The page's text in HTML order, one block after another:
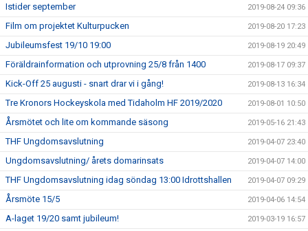
Istider september 2019-08-24 09:36
Film om projektet Kulturpucken 2019-08-20 17:23
Jubileumsfest 19/10 19:00 2019-08-19 20:49
Föräldrainformation och utprovning 25/8 från 1400 2019-08-17 09:37
Kick-Off 25 augusti - snart drar vi i gång! 2019-08-13 16:34
Tre Kronors Hockeyskola med Tidaholm HF 2019/2020 2019-08-01 10:50
Årsmötet och lite om kommande säsong 2019-05-16 21:43
THF Ungdomsavslutning 2019-04-07 23:40
Ungdomsavslutning/ årets domarinsats 2019-04-07 14:00
THF Ungdomsavslutning idag söndag 13:00 Idrottshallen 2019-04-07 09:29
Årsmöte 15/5 2019-04-06 14:54
A-laget 19/20 samt jubileum! 2019-03-19 16:57